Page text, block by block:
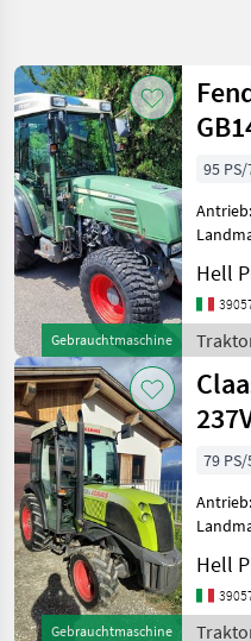
Gebrauchtmaschine
95
Kabine,
540/
km/h:
Hell
Gebrauchtmaschine
79
Kabine,
km/h:
Hell